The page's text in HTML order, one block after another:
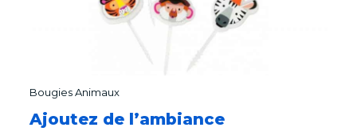
Bougies Animaux
Ajoutez de l’ambiance